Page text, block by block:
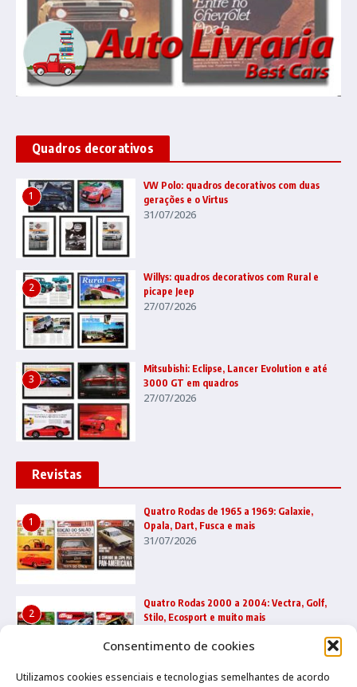
Consentimento de cookies
Utilizamos cookies essenciais e tecnologias semelhantes de acordo
Quadros decorativos
1
VW Polo: quadros decorativos com duas
gerações e o Virtus
31/07/2026
2
Willys: quadros decorativos com Rural e
picape Jeep
27/07/2026
3
Mitsubishi: Eclipse, Lancer Evolution e até
3000 GT em quadros
27/07/2026
Revistas
1
Quatro Rodas de 1965 a 1969: Galaxie,
Opala, Dart, Fusca e mais
31/07/2026
2
Quatro Rodas 2000 a 2004: Vectra, Golf,
Stilo, Ecosport e muito mais